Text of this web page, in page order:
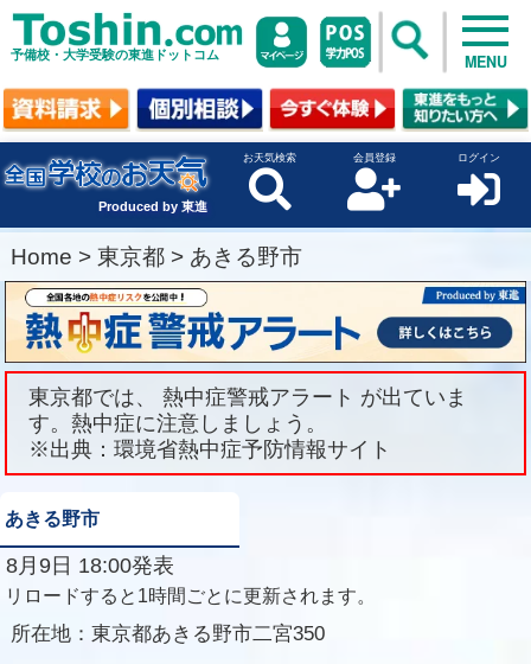
予備校・大学受験の東進ドットコム MENU
Produced by 東進
お天気検索 会員登録 ログイン
Home > 東京都 > あきる野市
東京都では、 熱中症警戒アラート が出ていま
す。熱中症に注意しましょう。
※出典：環境省熱中症予防情報サイト
あきる野市
8月9日 18:00発表
リロードすると1時間ごとに更新されます。
所在地： 東京都あきる野市二宮350